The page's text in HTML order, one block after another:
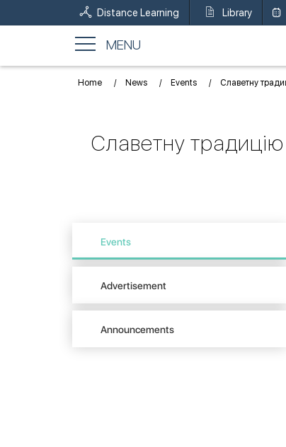
Distance Learning Library
MENU
Home News Events Славетну
Славетну
Events
Advertisement
Announcements